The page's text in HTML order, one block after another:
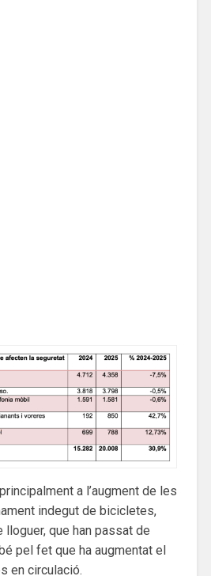
a l’augment de les
indegut de bicicletes,
que han passat de
pel fet que ha augmentat el
en circulació.